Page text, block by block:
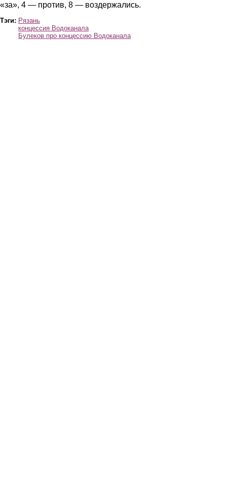
«за», 4 — против, 8 — воздержались.
Тэги: Рязань
концессия Водоканала
Булеков про концессию Водоканала